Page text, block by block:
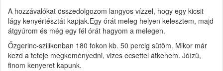
A hozzávalókat összedolgozom langyos vízzel, hogy egy kicsit
lágy kenyértésztát kapjak.Egy órát meleg helyen kelesztem, majd
átgyúrom és még egy fél órát hagyom a melegen.
Őzgerinc-szilikonban 180 fokon kb. 50 percig sütöm. Mikor már
kezd a teteje megkeményedni, vizes ecsettel átkenem. Jóízű,
finom kenyeret kapunk.